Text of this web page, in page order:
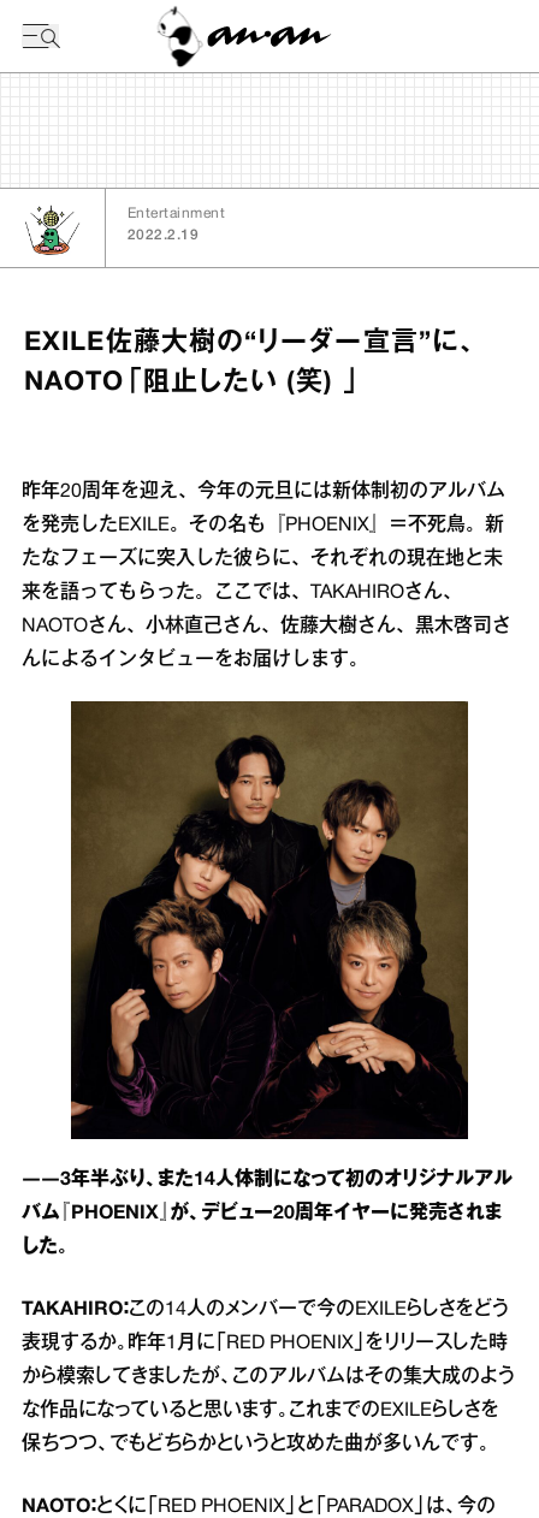
Entertainment
2022.2.19
EXILE佐藤大樹の“リーダー宣言”に、
NAOTO「阻止したい (笑) 」
昨年20周年を迎え、今年の元旦には新体制初のアルバム
を発売したEXILE。その名も『PHOENIX』＝不死鳥。新
たなフェーズに突入した彼らに、それぞれの現在地と未
来を語ってもらった。ここでは、TAKAHIROさん、
NAOTOさん、小林直己さん、佐藤大樹さん、黒木啓司さ
んによるインタビューをお届けします。
――3年半ぶり、また14人体制になって初のオリジナルアル
バム『PHOENIX』が、デビュー20周年イヤーに発売されま
した。
TAKAHIRO：この14人のメンバーで今のEXILEらしさをどう
表現するか。昨年1月に「RED PHOENIX」をリリースした時
から模索してきましたが、このアルバムはその集大成のよう
な作品になっていると思います。これまでのEXILEらしさを
保ちつつ、でもどちらかというと攻めた曲が多いんです。
NAOTO：とくに「RED PHOENIX」と「PARADOX」は、今の